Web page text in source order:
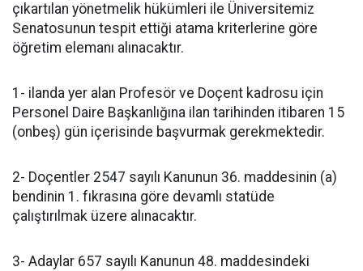
çıkartılan yönetmelik hükümleri ile Üniversitemiz
Senatosunun tespit ettiği atama kriterlerine göre
öğretim elemanı alınacaktır.
1- ilanda yer alan Profesör ve Doçent kadrosu için
Personel Daire Başkanlığına ilan tarihinden itibaren 15
(onbeş) gün içerisinde başvurmak gerekmektedir.
2- Doçentler 2547 sayılı Kanunun 36. maddesinin (a)
bendinin 1. fıkrasına göre devamlı statüde
çalıştırılmak üzere alınacaktır.
3- Adaylar 657 sayılı Kanunun 48. maddesindeki